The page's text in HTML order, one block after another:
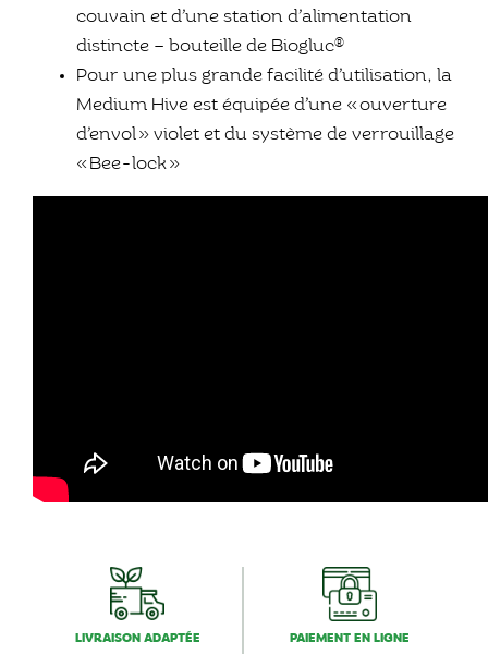
couvain et d’une station d’alimentation
distincte – bouteille de Biogluc®
Pour une plus grande facilité d’utilisation, la
Medium Hive est équipée d’une « ouverture
d’envol » violet et du système de verrouillage
« Bee-lock »
LIVRAISON ADAPTÉE PAIEMENT EN LIGNE